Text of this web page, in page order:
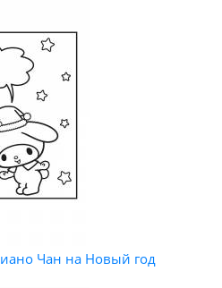
Чан на Новый год